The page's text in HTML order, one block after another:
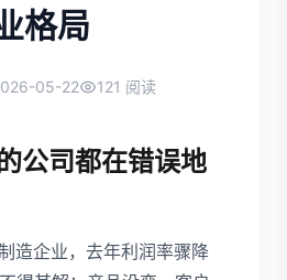
格局
05-22 121 阅读
公司都在错误地
造企业，去年利润率骤降